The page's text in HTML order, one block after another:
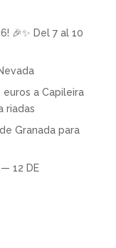
🎉✨ Del 7 al 10
a Capileira
riadas
Granada para
— 12 DE